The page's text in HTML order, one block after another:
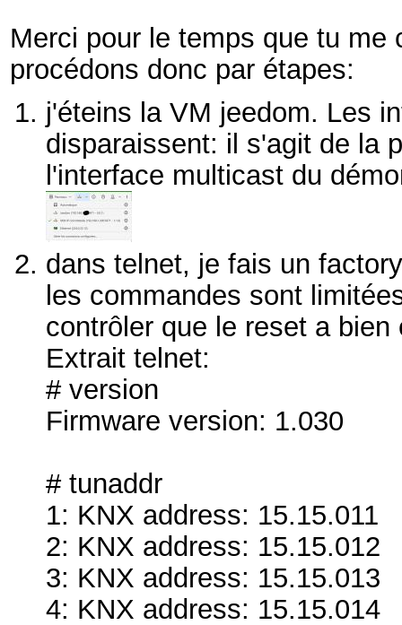
Merci pour le temps que tu me
procédons donc par étapes:
j'éteins la VM jeedom. Les
disparaissent: il s'agit de la
l'interface multicast du
dans telnet, je fais un
les commandes sont
contrôler que le reset a
Extrait telnet:
# version
Firmware version: 1.030
# tunaddr
1: KNX address: 15.15.011
2: KNX address: 15.15.012
3: KNX address: 15.15.013
4: KNX address: 15.15.014